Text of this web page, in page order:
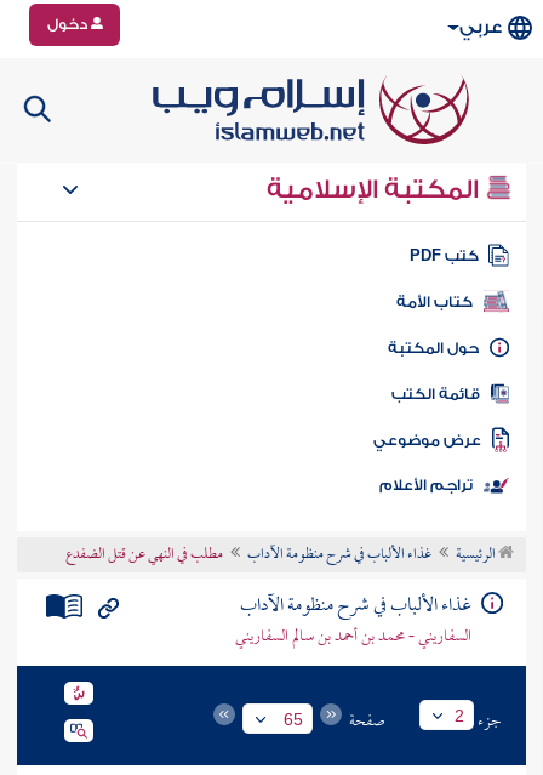
عربي دخول
المكتبة الإسلامية
كتب PDF
كتاب الأمة
المكتبة
الكتب
موضوعي
تراجم الأعلام
الرئيسية غذاء الألباب في شرح منظومة الآداب مطلب في النهي عن قتل الضفدع
غذاء الألباب في شرح منظومة الآداب
السفاريني - محمد بن أحمد بن سالم السفاريني
جزء 2 صفحة 65